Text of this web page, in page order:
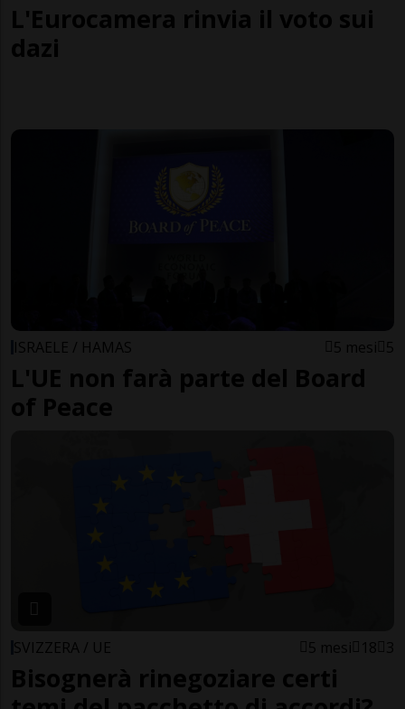
L'Eurocamera rinvia il voto sui
dazi
ISRAELE / HAMAS 5 mesi 5
L'UE non farà parte del Board
of Peace
SVIZZERA / UE 5 mesi 18 3
Bisognerà rinegoziare certi